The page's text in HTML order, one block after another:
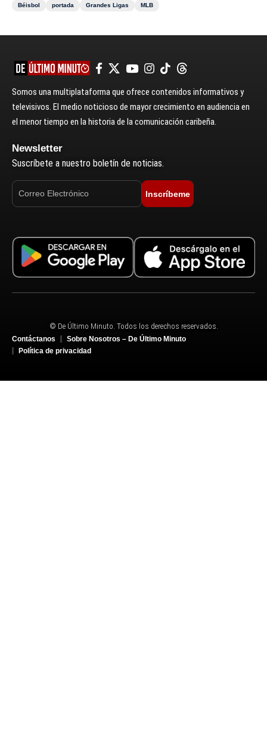
Béisbol
portada Grandes Ligas MLB
Somos una multiplataforma que ofrece contenidos informativos y
televisivos. El medio noticioso de mayor crecimiento en audiencia en
el menor tiempo en la historia de la comunicación caribeña.
Newsletter
Suscríbete a nuestro boletín de noticias.
Inscríbeme
© De Último Minuto. Todos los derechos reservados.
Contáctanos
Sobre Nosotros – De Último Minuto
Política de privacidad